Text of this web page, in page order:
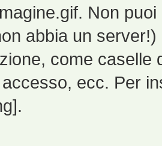
Non
abbia un
come caselle
ecc. Per